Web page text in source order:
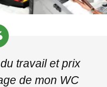
travail et prix
de mon WC